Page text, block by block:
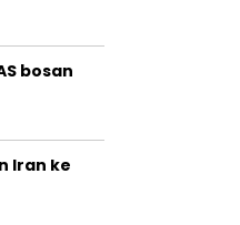
bosan
Iran ke